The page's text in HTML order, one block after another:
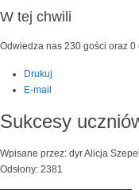
W tej chwili
Odwiedza nas 230 gości oraz 0
Drukuj
E-mail
Sukcesy
Wpisane przez: dyr Alicja
Odsłony: 2381